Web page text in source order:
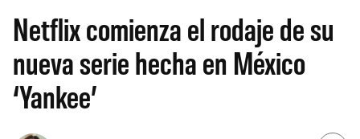
Netflix comienza el rodaje de su
nueva serie hecha en México
‘Yankee’